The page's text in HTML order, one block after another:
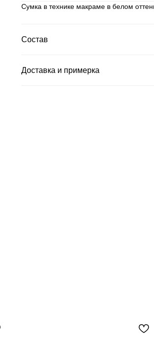
Сумка в технике макраме в белом
Состав
Доставка и примерка